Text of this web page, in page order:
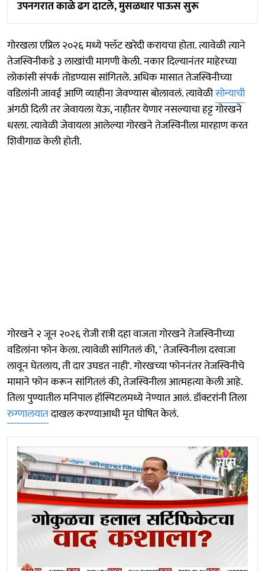
उपनगरात काळे ढग दाटले, मुसळधार पाऊस सुरू
गोरखला एप्रिल २०२६ मध्ये फ्लॅट खरेदी करायचा होता. त्यावेळी त्याने
तेजस्विनीकडे ३ लाखांची मागणी केली. नकार दिल्यानंतर माहेरच्या
लोकांसी संपर्क तोडण्यास सांगितले. अधिक मासात तेजस्विनीच्या
वडिलांनी जावई आणि व्याहीना जेवण्यास बोलावलं. त्यावेळीसोन्याची
अंगठी दिली तर जेवायला येऊ, नाहीतर येणार नसल्याचा हट्ट गोरखने
धरला. त्यावेळी जेवायला आलेल्या गोरखने तेजस्विनीला मारहाण करत
शिवीगाळ केली होती.
गोरखने २ जून २०२६ रोजी रात्री दहा वाजता गोरखने तेजस्विनीच्या
वडिलांना फोन केला. त्यावेळी सांगितलं की, ' तेजस्विनीला दरवाजा
लावून घेतलाय, ती दार उघडत नाही'. गोरखच्या फोननंतर तेजस्विनीचे
मामाने फोन करून सांगितलं की, तेजस्विनीला आत्महत्या केली आहे.
तिला पुण्यातील मनिपाल हॉस्पिटलमध्ये नेण्यात आलं. डॉक्टरांनी तिला
रुग्णालयातदाखल करण्याआधी मृत घोषित केलं.